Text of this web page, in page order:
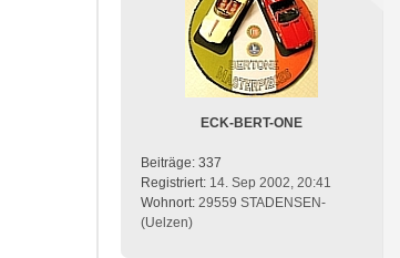
ECK-BERT-ONE
Beiträge: 337
Registriert: 14. Sep 2002, 20:41
Wohnort: 29559 STADENSEN-
(Uelzen)